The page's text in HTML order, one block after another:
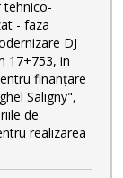
tehnico-
- faza
DJ
17+753, in
finanțare
Saligny",
de
realizarea